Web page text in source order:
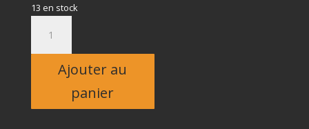
13 en stock
Billet
Ajouter au
panier